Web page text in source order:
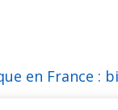
en France :